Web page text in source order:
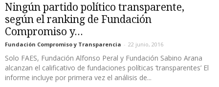
Ningún partido político transparente,
según el ranking de Fundación
Compromiso y...
Fundación Compromiso y Transparencia - 22 junio, 2016
Solo FAES, Fundación Alfonso Peral y Fundación Sabino Arana
alcanzan el calificativo de fundaciones políticas ‘transparentes’ El
informe incluye por primera vez el análisis de...